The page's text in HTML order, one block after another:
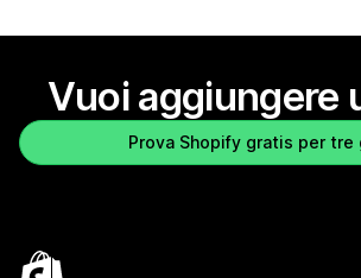
Vuoi aggiungere
Prova Shopify gratis per tre